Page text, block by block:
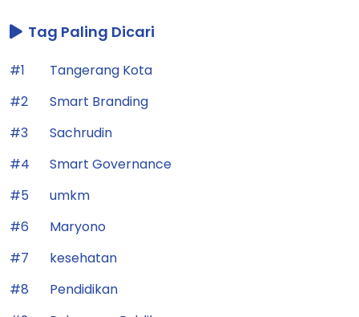
Tag Paling Dicari
#1
Tangerang Kota
#2
Smart Branding
#3
Sachrudin
#4
Smart Governance
#5
umkm
#6
Maryono
#7
kesehatan
#8
Pendidikan